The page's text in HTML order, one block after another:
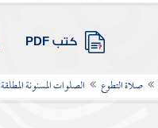
كتب PDF
صلاة التطوع الصلوات المسنونة المطلقة